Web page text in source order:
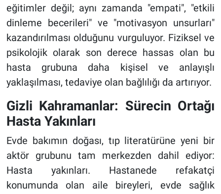
eğitimler değil; aynı zamanda "empati", "etkili
dinleme becerileri" ve "motivasyon unsurları"
kazandırılması olduğunu vurguluyor. Fiziksel ve
psikolojik olarak son derece hassas olan bu
hasta grubuna daha kişisel ve anlayışlı
yaklaşılması, tedaviye olan bağlılığı da artırıyor.
Gizli Kahramanlar: Sürecin Ortağı
Hasta Yakınları
Evde bakımın doğası, tıp literatürüne yeni bir
aktör grubunu tam merkezden dahil ediyor:
Hasta yakınları. Hastanede refakatçi
konumunda olan aile bireyleri, evde sağlık